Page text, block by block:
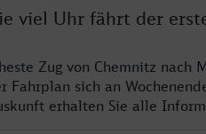
viel Uhr fährt der
Zug von Chemnitz nach
Fahrplan sich an
erhalten Sie alle